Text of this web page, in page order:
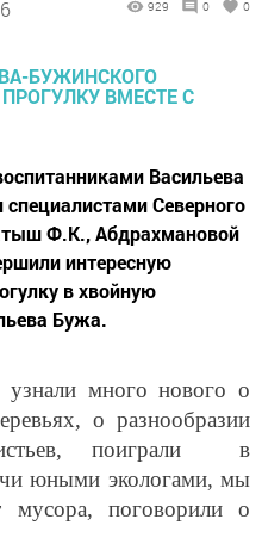
929 0 0
Васильева
Северного
Ф.К., Абдрахмановой
интересную
в хвойную
Бужа.
много нового о
о разнообразии
поиграли в
юными экологами, мы
мусора, поговорили о